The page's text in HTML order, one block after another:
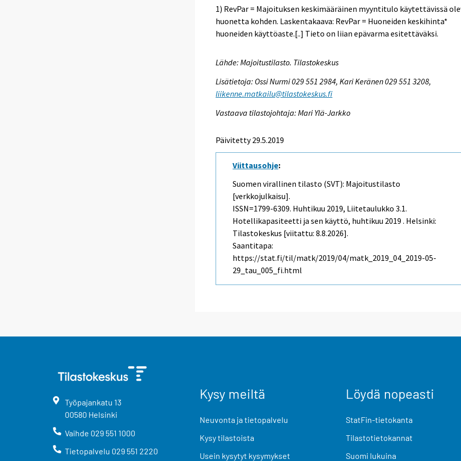
1) RevPar = Majoituksen keskimääräinen myyntitulo käytettävissä
huonetta kohden. Laskentakaava: RevPar = Huoneiden keskihinta*
huoneiden käyttöaste.[..] Tieto on liian epävarma esitettäväksi.
Lähde: Majoitustilasto. Tilastokeskus
Lisätietoja: Ossi Nurmi 029 551 2984, Kari Keränen 029 551 3208,
liikenne.matkailu@tilastokeskus.fi
Vastaava tilastojohtaja: Mari Ylä-Jarkko
Päivitetty 29.5.2019
Viittausohje:
Suomen virallinen tilasto (SVT): Majoitustilasto
[verkkojulkaisu].
ISSN=1799-6309. Huhtikuu 2019, Liitetaulukko 3.1.
Hotellikapasiteetti ja sen käyttö, huhtikuu 2019 . Helsinki:
Tilastokeskus [viitattu: 8.8.2026].
Saantitapa:
https://stat.fi/til/matk/2019/04/matk_2019_04_2019-05-
29_tau_005_fi.html
Työpajankatu 13
00580 Helsinki
Vaihde 029 551 1000
Tietopalvelu 029 551 2220
Kysy meiltä
Neuvonta ja tietopalvelu
Kysy tilastoista
Usein kysytyt kysymykset
Löydä nopeasti
StatFin-tietokanta
Tilastotietokannat
Suomi lukuina